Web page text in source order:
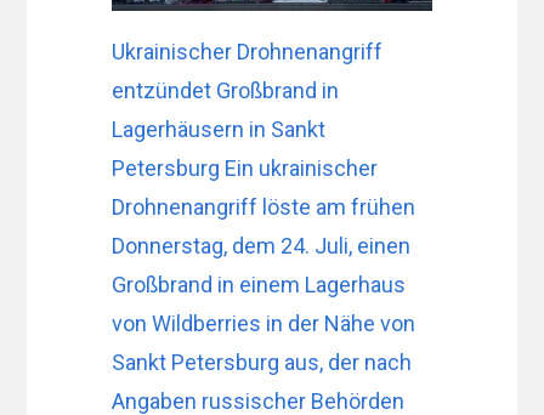
Ukrainischer Drohnenangriff
entzündet Großbrand in
Lagerhäusern in Sankt
Petersburg Ein ukrainischer
Drohnenangriff löste am frühen
Donnerstag, dem 24. Juli, einen
Großbrand in einem Lagerhaus
von Wildberries in der Nähe von
Sankt Petersburg aus, der nach
Angaben russischer Behörden